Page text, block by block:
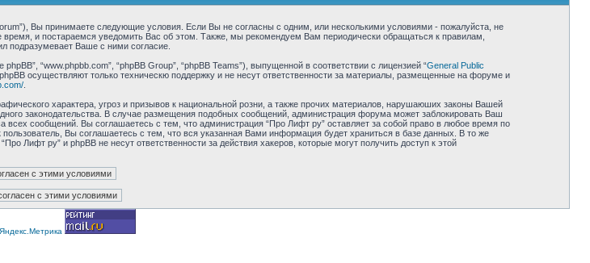
Вы принимаете следующие условия. Если Вы не согласны с одним, или несколькими условиями - пожалуйста, не
и постараемся уведомить Вас об этом. Также, мы рекомендуем Вам периодически обращаться к правилам,
подразумевает Ваше с ними согласие.
“www.phpbb.com”, “phpBB Group”, “phpBB Teams”), выпущенной в соответствии с лицензией “General Public
осуществляют только техническю поддержку и не несут ответственности за материалы, размещенные на форуме и
.
характера, угроз и призывов к национальной розни, а также прочих материалов, нарушаюших законы Вашей
законодательства. В случае размещения подобных сообщений, администрация форума может заблокировать Ваш
сообщений. Вы соглашаетесь с тем, что администрация “Про Лифт ру” оставляет за собой право в любое время по
Вы соглашаетесь с тем, что вся указанная Вами информация будет храниться в базе данных. В то же
Лифт ру” и phpBB не несут ответственности за действия хакеров, которые могут получить доступ к этой